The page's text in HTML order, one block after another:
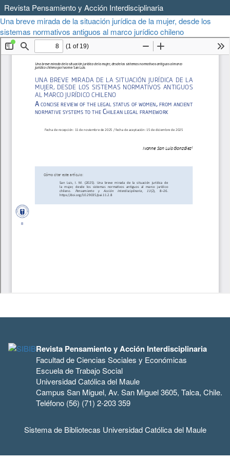
Revista Pensamiento y Acción Interdisciplinaria
Volver
a
los
detalles
Una breve mirada de la situación jurídica de la mujer, desde los
sistemas normativos antiguos al marco jurídico chileno
Revista Pensamiento y Acción Interdisciplinaria
Facultad de Ciencias Sociales y Económicas
Escuela de Trabajo Social
Universidad Católica del Maule
Campus San Miguel, Av. San Miguel 3605, Talca, Chile.
Teléfono (56) (71) 2-203 359
Sistema de Bibliotecas Universidad Católica del Maule